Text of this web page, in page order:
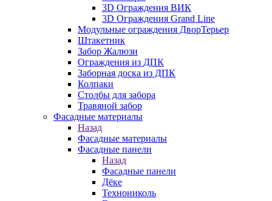
3D Ограждения ВИК
3D Ограждения Grand Line
Модульные ограждения ДворТерьер
Штакетник
Забор Жалюзи
Ограждения из ДПК
Заборная доска из ДПК
Колпаки
Столбы для забора
Травяной забор
Фасадные материалы
Назад
Фасадные материалы
Фасадные панели
Назад
Фасадные панели
Дёке
Технониколь